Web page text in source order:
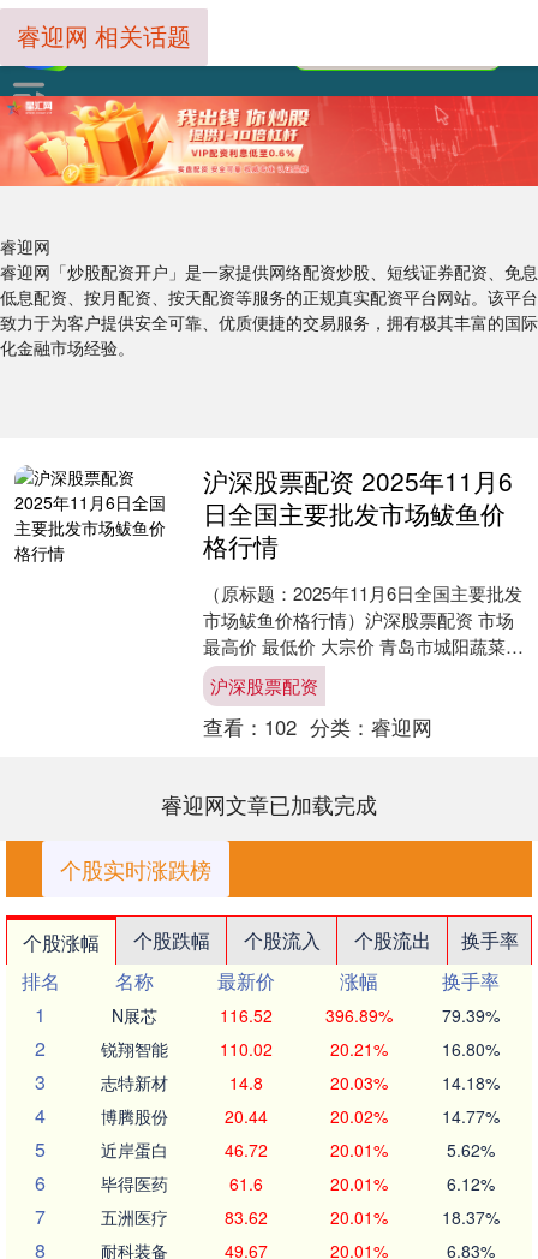
睿迎网
睿迎网「炒股配资开户」是一家提供网络配资炒股、短线证券配资、免息
低息配资、按月配资、按天配资等服务的正规真实配资平台网站。该平台
致力于为客户提供安全可靠、优质便捷的交易服务，拥有极其丰富的国际
化金融市场经验。
睿迎网 相关话题
沪深股票配资 2025年11月6
日全国主要批发市场鲅鱼价
格行情
（原标题：2025年11月6日全国主要批发
市场鲅鱼价格行情）沪深股票配资 市场
最高价 最低价 大宗价 青岛市城阳蔬菜水
产品批发市场有限公司 30.00 20.....
沪深股票配资
查看： 102 分类： 睿迎网
睿迎网文章已加载完成
个股实时涨跌榜
个股涨幅 个股跌幅 个股流入 个股流出
换手率
排名
名称 最新价 涨幅
换手率
1
N展芯 116.52 396.89% 79.39%
2 锐翔智能 110.02 20.21% 16.80%
3 志特新材 14.8 20.03% 14.18%
4 博腾股份 20.44 20.02% 14.77%
5 近岸蛋白 46.72 20.01% 5.62%
6 毕得医药 61.6 20.01% 6.12%
7 五洲医疗 83.62 20.01% 18.37%
8 耐科装备 49.67 20.01% 6.83%